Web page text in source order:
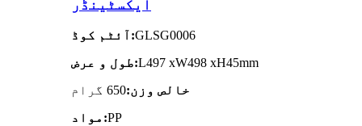
ایکسٹینڈر
آئٹم کوڈ:GLSG0006
طول و عرض:L497 xW498 xH45mm
خالص وزن:650 گرام
مواد:PP